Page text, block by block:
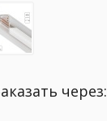
через: